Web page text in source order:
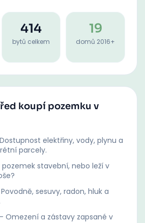
414
bytů celkem
19
domů 2016+
koupí pozemku v
Dostupnost elektřiny, vody, plynu a
parcely.
pozemek stavební, nebo leží v
Povodně, sesuvy, radon, hluk a
Omezení a zástavy zapsané v